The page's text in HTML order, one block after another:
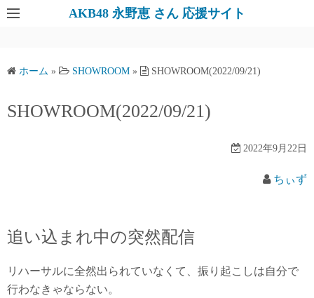
AKB48 永野恵 さん 応援サイト
ホーム » SHOWROOM » SHOWROOM(2022/09/21)
SHOWROOM(2022/09/21)
2022年9月22日
ちぃず
追い込まれ中の突然配信
リハーサルに全然出られていなくて、振り起こしは自分で
行わなきゃならない。